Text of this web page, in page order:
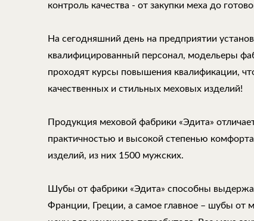
контроль качества - от закупки меха до
На сегодняшний день на предприятии
квалифицированный персонал, модельеры
проходят курсы повышения квалификации,
качественных и стильных меховых изделий!
Продукция меховой фабрики «Эдита»
практичностью и высокой степенью
изделий, из них 1500 мужских.
Шубы от фабрики «Эдита» способны
Франции, Греции, а самое главное – шубы от